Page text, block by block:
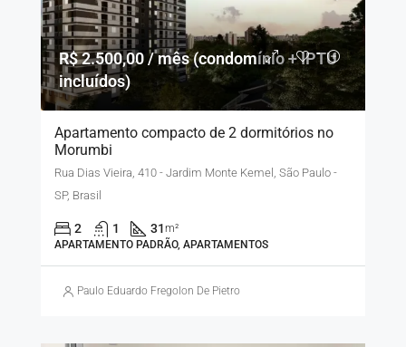
R$ 2.500,00 / mês (condomínio + IPTU
incluídos)
Apartamento compacto de 2 dormitórios no
Morumbi
Rua Dias Vieira, 410 - Jardim Monte Kemel, São Paulo -
SP, Brasil
2 1 31m²
APARTAMENTO PADRÃO, APARTAMENTOS
Paulo Eduardo Fregolon De Pietro